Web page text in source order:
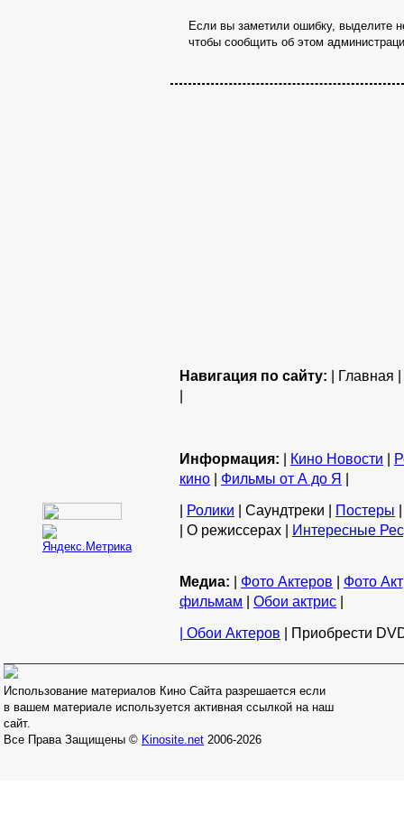
Если вы заметили ошибку, выделите
чтобы сообщить об этом
Навигация по сайту: | Главная |
|
Информация: | Кино Новости |
кино | Фильмы от А до Я |
| Ролики | Саундтреки | Постеры
| О режиссерах | Интересные
Медиа: | Фото Актеров | Фото
фильмам | Обои актрис |
| Обои Актеров | Приобрести
Использование материалов Кино Сайта разрешается если
в вашем материале используется активная ссылкой на наш
сайт.
Все Права Защищены © Kinosite.net 2006-2026